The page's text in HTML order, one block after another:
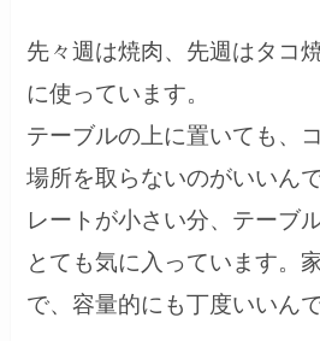
先々週は焼肉、先週はタコ
に使っています。
テーブルの上に置いても、
場所を取らないのがいいん
レートが小さい分、テーブ
とても気に入っています。
で、容量的にも丁度いいんで